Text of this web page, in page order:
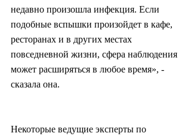
недавно произошла инфекция. Если
подобные вспышки произойдет в кафе,
ресторанах и в других местах
повседневной жизни, сфера наблюдения
может расширяться в любое время», -
сказала она.
Некоторые ведущие эксперты по